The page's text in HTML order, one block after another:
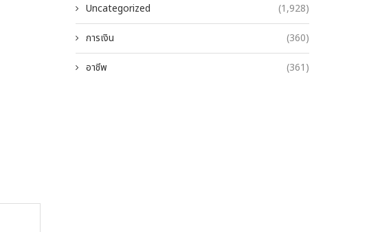
Uncategorized (1,928)
การเงิน (360)
อาชีพ (361)